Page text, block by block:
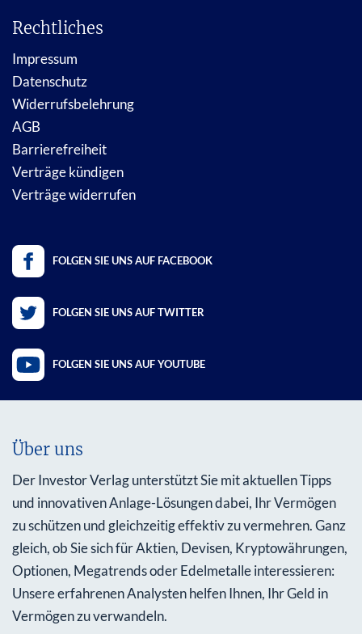
Rechtliches
Impressum
Datenschutz
Widerrufsbelehrung
AGB
Barrierefreiheit
Verträge kündigen
Verträge widerrufen
FOLGEN SIE UNS AUF FACEBOOK
FOLGEN SIE UNS AUF TWITTER
FOLGEN SIE UNS AUF YOUTUBE
Über uns
Der Investor Verlag unterstützt Sie mit aktuellen Tipps
und innovativen Anlage-Lösungen dabei, Ihr Vermögen
zu schützen und gleichzeitig effektiv zu vermehren. Ganz
gleich, ob Sie sich für Aktien, Devisen, Kryptowährungen,
Optionen, Megatrends oder Edelmetalle interessieren:
Unsere erfahrenen Analysten helfen Ihnen, Ihr Geld in
Vermögen zu verwandeln.